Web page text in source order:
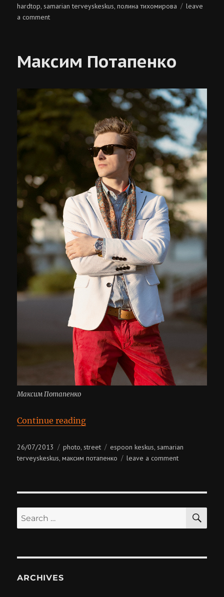
hardtop, samarian terveyskeskus,полина тихомирова
leave
a commenton
Максим Потапенко
Максим Потапенко
Continue reading“Максим Потапенко”
Posted
on
26/07/2013 Categories
photo,street Tags
espoon keskus,samarian
terveyskeskus,максим потапенко leave a commenton
Search
for:
ARCHIVES